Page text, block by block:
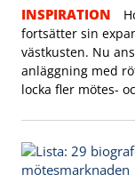
INSPIRATION
fortsätter sin
västkusten. Nu
anläggning med
locka fler mötes-